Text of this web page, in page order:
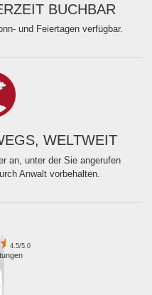
BUCHBAR
und Feiertagen verfügbar.
WELTWEIT
an, unter der Sie angerufen
Anwalt vorbehalten.
4.5/5.0